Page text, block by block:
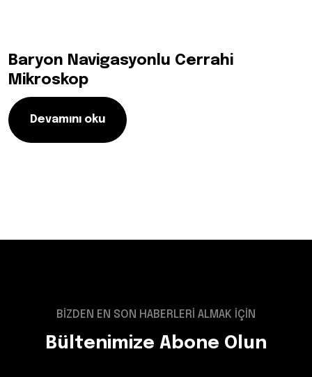
Baryon Navigasyonlu Cerrahi
Mikroskop
Devamını oku
BİZDEN EN SON HABERLERİ ALMAK İÇİN
Bültenimize Abone Olun